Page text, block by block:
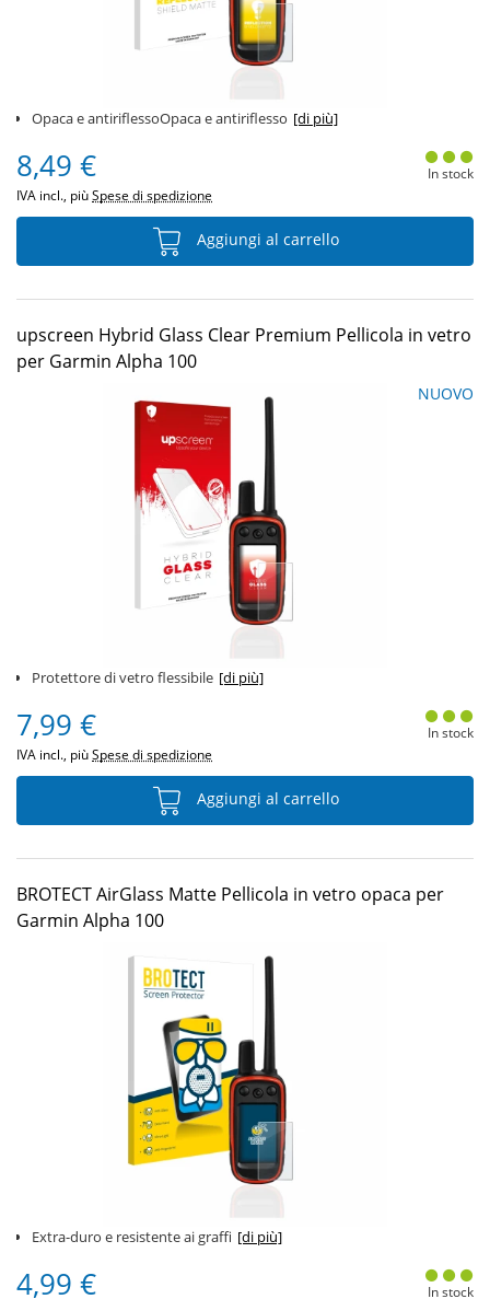
Opaca e antiriflessoOpaca e antiriflesso [di più]
8,49 €
IVA incl., piùSpese di spedizione
In stock
Aggiungi al carrello
upscreen Hybrid Glass Clear Premium Pellicola in vetro
per Garmin Alpha 100
NUOVO
Protettore di vetro flessibile [di più]
7,99 €
IVA incl., piùSpese di spedizione
In stock
Aggiungi al carrello
BROTECT AirGlass Matte Pellicola in vetro opaca per
Garmin Alpha 100
Extra-duro e resistente ai graffi [di più]
4,99 € In stock